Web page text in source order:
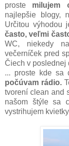
proste milujem
najlepšie blogy,
Určitou výhodou
často, veľmi
WC, niekedy
večerníček pred
Čiech v poslednej
... proste kde sa
počúvam rádio.
tvorení clean and
našom štýle sa
vystrihujem